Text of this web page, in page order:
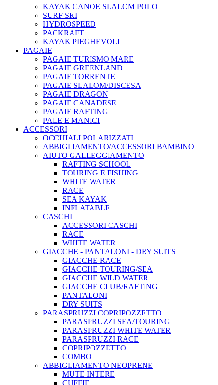
KAYAK CANOE SLALOM POLO
SURF SKI
HYDROSPEED
PACKRAFT
KAYAK PIEGHEVOLI
PAGAIE
PAGAIE TURISMO MARE
PAGAIE GREENLAND
PAGAIE TORRENTE
PAGAIE SLALOM/DISCESA
PAGAIE DRAGON
PAGAIE CANADESE
PAGAIE RAFTING
PALE E MANICI
ACCESSORI
OCCHIALI POLARIZZATI
ABBIGLIAMENTO/ACCESSORI BAMBINO
AIUTO GALLEGGIAMENTO
RAFTING SCHOOL
TOURING E FISHING
WHITE WATER
RACE
SEA KAYAK
INFLATABLE
CASCHI
ACCESSORI CASCHI
RACE
WHITE WATER
GIACCHE - PANTALONI - DRY SUITS
GIACCHE RACE
GIACCHE TOURING/SEA
GIACCHE WILD WATER
GIACCHE CLUB/RAFTING
PANTALONI
DRY SUITS
PARASPRUZZI COPRIPOZZETTO
PARASPRUZZI SEA/TOURING
PARASPRUZZI WHITE WATER
PARASPRUZZI RACE
COPRIPOZZETTO
COMBO
ABBIGLIAMENTO NEOPRENE
MUTE INTERE
CUFFIE